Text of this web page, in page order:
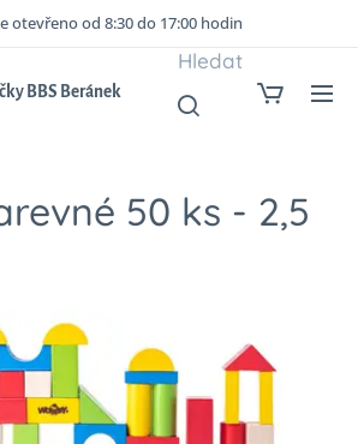
otevřeno od 8:30 do 17:00 hodin
BBS Beránek
Hledat
50 ks - 2,5